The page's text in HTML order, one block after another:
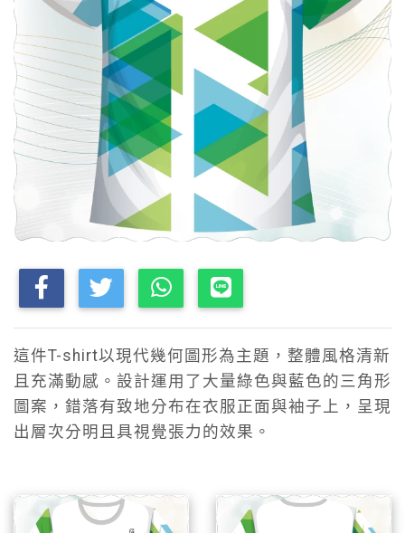
這件T-shirt以現代幾何圖形為主題，整體風格清新
且充滿動感。設計運用了大量綠色與藍色的三角形
圖案，錯落有致地分布在衣服正面與袖子上，呈現
出層次分明且具視覺張力的效果。